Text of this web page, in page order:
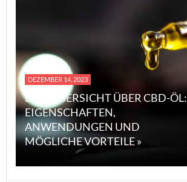
DEZEMBER 14, 2023
EINE ÜBERSICHT ÜBER CBD-ÖL:
EIGENSCHAFTEN,
ANWENDUNGEN UND
MÖGLICHE VORTEILE »